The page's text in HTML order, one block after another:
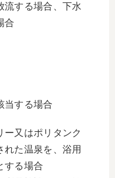
流する場合、下水
合
当する場合
ー又はポリタンク
れた温泉を、浴用
する場合